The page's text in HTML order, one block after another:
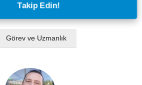
Takip Edin!
Görev ve Uzmanlık